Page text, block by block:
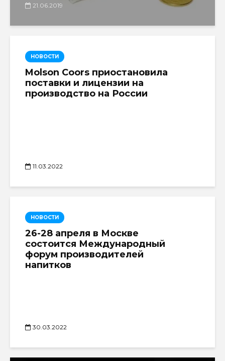
21.06.2019
НОВОСТИ
Molson Coors приостановила
поставки и лицензии на
производство на России
11.03.2022
НОВОСТИ
26-28 апреля в Москве
состоится Международный
форум производителей
напитков
30.03.2022